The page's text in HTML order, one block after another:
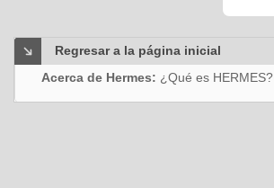
Regresar a la página inicial
Acerca de Hermes: ¿Qué es HERMES?